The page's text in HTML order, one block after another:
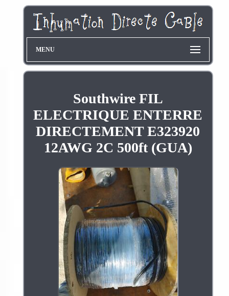
MENU
Southwire FIL
ELECTRIQUE ENTERRE
DIRECTEMENT E323920
12AWG 2C 500ft (GUA)